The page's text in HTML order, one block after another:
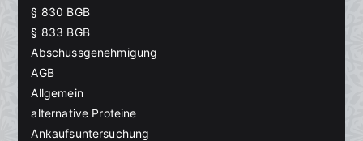
§ 830 BGB
§ 833 BGB
Abschussgenehmigung
AGB
Allgemein
alternative Proteine
Ankaufsuntersuchung